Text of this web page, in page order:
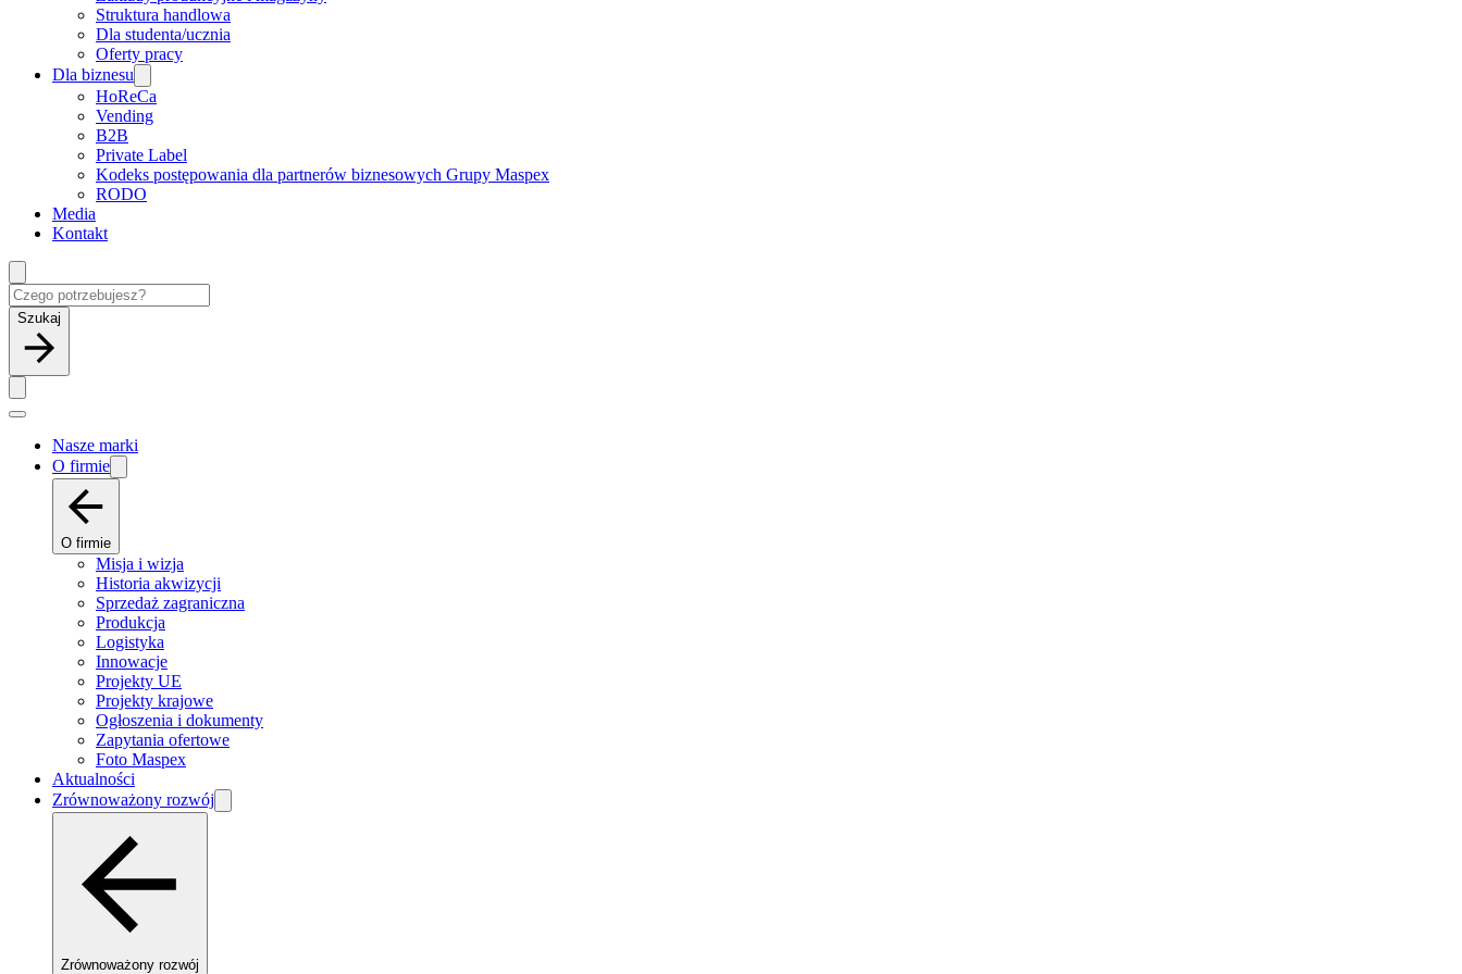
Struktura handlowa
Dla studenta/ucznia
Oferty pracy
Dla biznesu
HoReCa
Vending
B2B
Private Label
Kodeks postępowania dla partnerów biznesowych Grupy Maspex
RODO
Media
Kontakt
Szukaj
Nasze marki
O firmie
O firmie
Misja i wizja
Historia akwizycji
Sprzedaż zagraniczna
Produkcja
Logistyka
Innowacje
Projekty UE
Projekty krajowe
Ogłoszenia i dokumenty
Zapytania ofertowe
Foto Maspex
Aktualności
Zrównoważony rozwój
Zrównoważony rozwój